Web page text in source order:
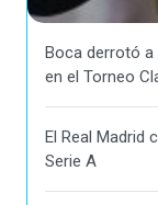
Boca derrotó
en el Torneo
El Real Madrid
Serie A